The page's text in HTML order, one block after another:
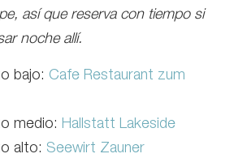
así que reserva con tiempo si
noche allí.
bajo: Cafe Restaurant zum
medio: Hallstatt Lakeside
alto: Seewirt Zauner